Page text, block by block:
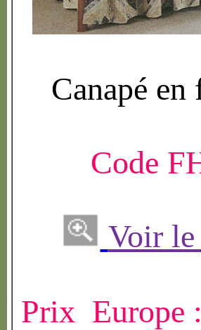
Canapé en
Code
Voir
Prix Europe :